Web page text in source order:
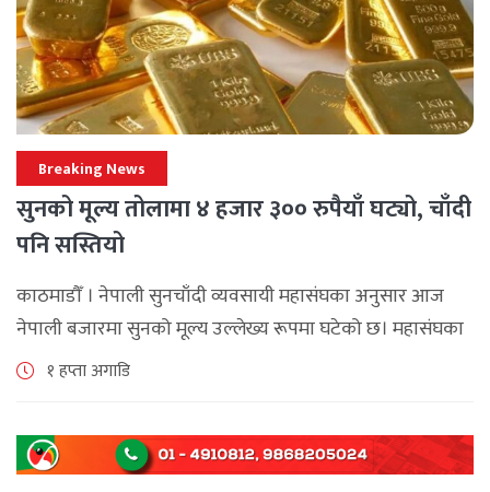
Breaking News
सुनको मूल्य तोलामा ४ हजार ३०० रुपैयाँ घट्यो, चाँदी
पनि सस्तियो
काठमाडौँ । नेपाली सुनचाँदी व्यवसायी महासंघका अनुसार आज
नेपाली बजारमा सुनको मूल्य उल्लेख्य रूपमा घटेको छ। महासंघका
अनुसार छापावाल सुनको मूल्य आज प्रतितोला दुई लाख ८४ हजार
१ हप्ता अगाडि